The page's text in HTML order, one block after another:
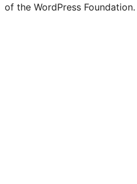
of the WordPress Foundation.